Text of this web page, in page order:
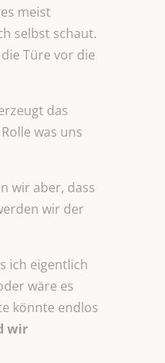
meist
selbst schaut.
Türe vor die
das
was uns
wir aber, dass
wir der
ich eigentlich
wäre es
könnte endlos
wir